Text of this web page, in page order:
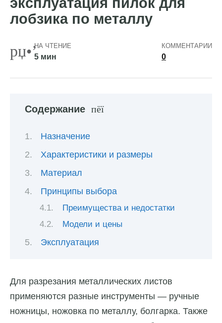
лобзика по металлу
НА ЧТЕНИЕ
5 мин
КОММЕНТАРИИ
0
Содержание
Назначение
Характеристики и размеры
Материал
Принципы выбора
Преимущества и недостатки
Модели и цены
Эксплуатация
Для разрезания металлических листов
применяются разные инструменты — ручные
ножницы, ножовка по металлу, болгарка. Также